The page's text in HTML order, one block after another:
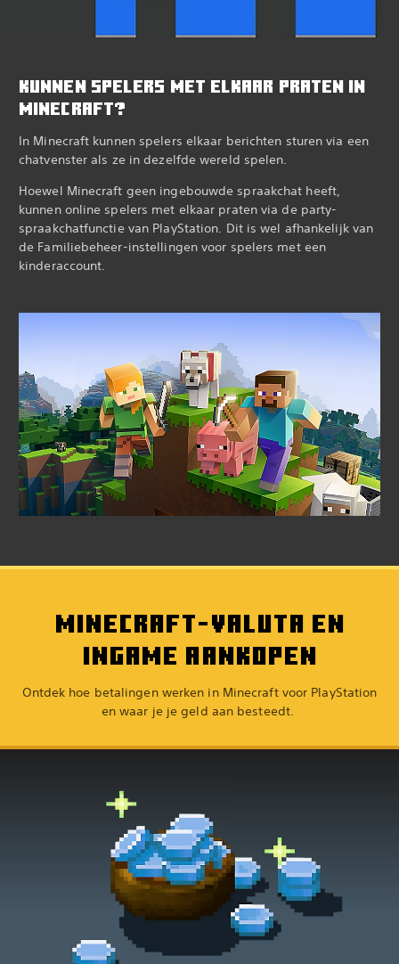
KUNNEN SPELERS MET ELKAAR PRATEN IN
MINECRAFT?
In Minecraft kunnen spelers elkaar berichten sturen via een
chatvenster als ze in dezelfde wereld spelen.‎
Hoewel Minecraft geen ingebouwde spraakchat heeft,
kunnen online spelers met elkaar praten via de party-
spraakchatfunctie van PlayStation. Dit is wel afhankelijk van
de Familiebeheer-instellingen voor spelers met een
kinderaccount.
MINECRAFT-VALUTA EN
INGAME AANKOPEN
Ontdek hoe betalingen werken in Minecraft voor PlayStation
en waar je je geld aan besteedt.‎